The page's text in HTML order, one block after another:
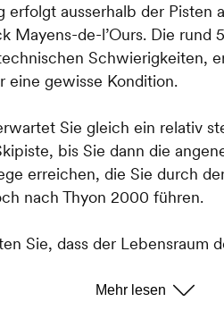
erfolgt ausserhalb der Pisten
Mayens-de-l’Ours. Die rund
Schwierigkeiten,
eine gewisse Kondition.
Sie gleich ein relativ
bis Sie dann die
erreichen, die Sie durch
nach Thyon 2000 führen.
Sie, dass der Lebensraum
Wegen zu bleiben und für